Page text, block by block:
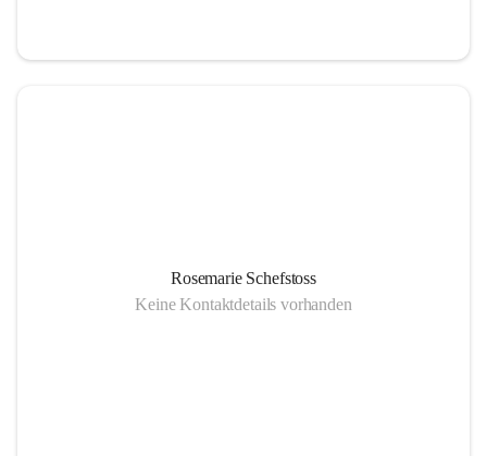
Rosemarie Schefstoss
Keine Kontaktdetails vorhanden